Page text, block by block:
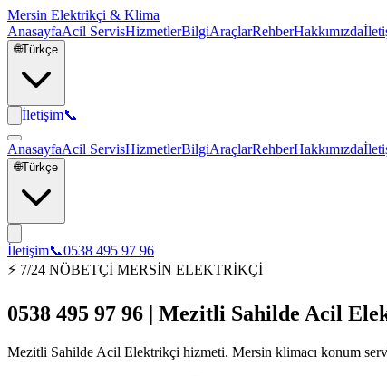
Mersin Elektrikçi & Klima
AnasayfaAcil ServisHizmetlerBilgiAraçlarRehberHakkımızda
🌐Türkçe
İletişim📞
AnasayfaAcil ServisHizmetlerBilgiAraçlarRehberHakkımızda
🌐Türkçe
İletişim📞0538 495 97 96
⚡ 7/24 NÖBETÇİ MERSİN ELEKTRİKÇİ
0538 495 97 96 | Mezitli Sahilde Acil
Mezitli Sahilde Acil Elektrikçi hizmeti. Mersin klimacı konum